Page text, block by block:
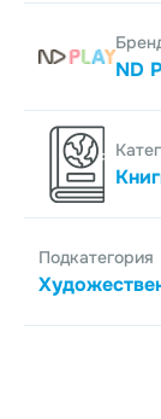
ND
Подкатегория